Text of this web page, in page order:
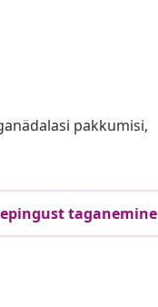
pakkumisi,
taganemine